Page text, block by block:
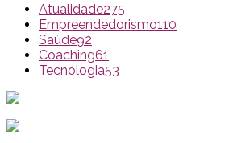
Atualidade275
Empreendedorismo110
Saúde92
Coaching61
Tecnologia53